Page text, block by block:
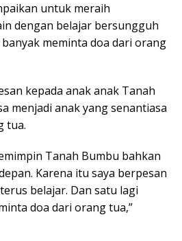
untuk meraih
dengan belajar bersungguh
meminta doa dari orang
kepada anak anak Tanah
menjadi anak yang senantiasa
tua.
Tanah Bumbu bahkan
Karena itu saya berpesan
belajar. Dan satu lagi
doa dari orang tua,”